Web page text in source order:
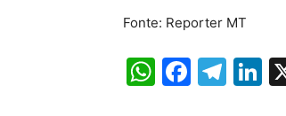
Fonte: Reporter MT
W F
T
Li